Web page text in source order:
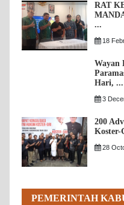
RAT
...
18
Wayan
Hari, ...
3
200
28
PEMERINTAH